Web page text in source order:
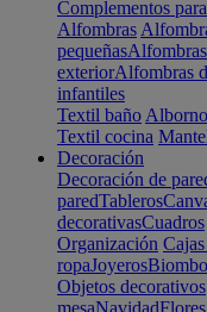
Complementos
Alfombras
pequeñas
exteriorAlfombras
infantiles
Textil baño
Textil cocina
Decoración
Decoración de
paredTableros
decorativasCuadros
Organización
ropaJoyeros
Objetos decorativos
mesaNavidad